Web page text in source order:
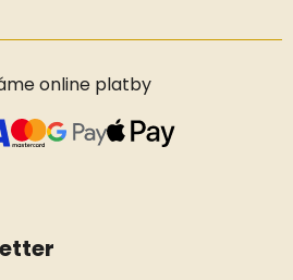
online platby